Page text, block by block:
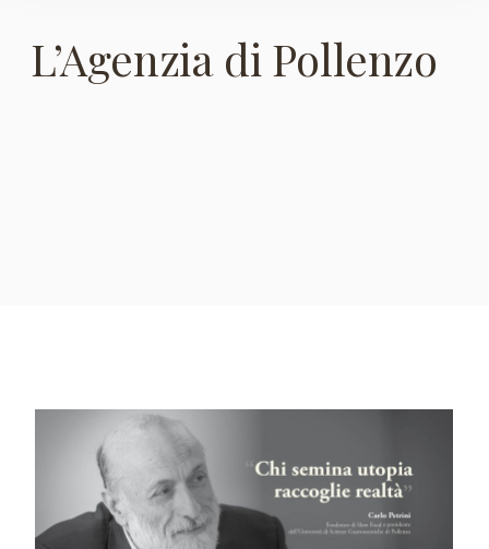
L’Agenzia di Pollenzo